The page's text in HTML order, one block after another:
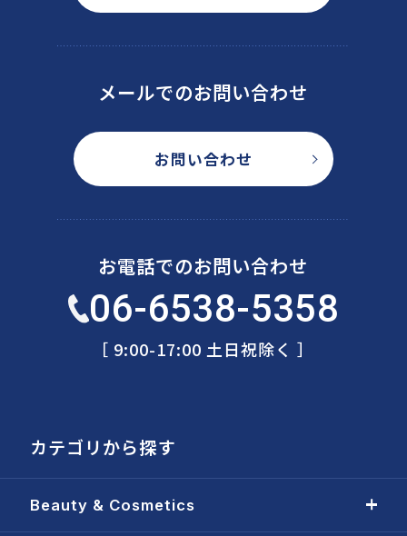
メールでのお問い合わせ
お問い合わせ
お電話でのお問い合わせ
06-6538-5358
［ 9:00-17:00 土日祝除く ］
カテゴリから探す
Beauty & Cosmetics